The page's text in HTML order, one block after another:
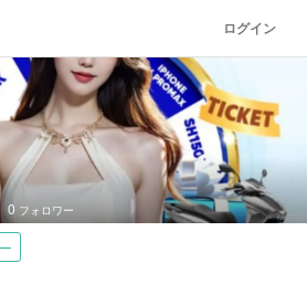
ログイン
0 フォロワー